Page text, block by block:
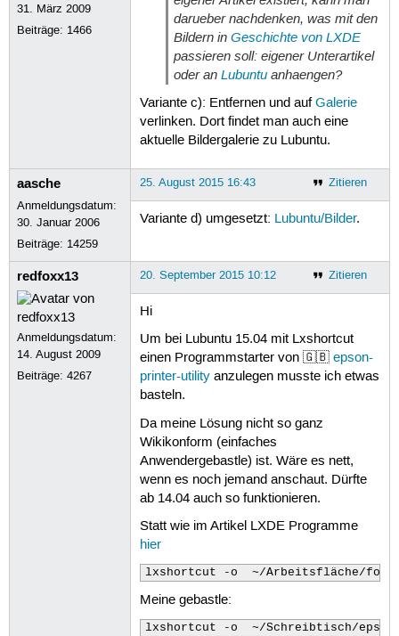
31. März 2009
Beiträge: 1466
darueber nachdenken, was mit den
Bildern in Geschichte von LXDE
passieren soll: eigener Unterartikel
oder an Lubuntuanhaengen?
Variante c): Entfernen und aufGalerie
verlinken. Dort findet man auch eine
aktuelle Bildergalerie zu Lubuntu.
aasche
Anmeldungsdatum:
30. Januar 2006
Beiträge: 14259
Zitieren
25. August 2015 16:43
Variante d) umgesetzt: Lubuntu/Bilder.
redfoxx13
Anmeldungsdatum:
14. August 2009
Beiträge:4267
Zitieren
20. September 2015 10:12
Hi
Um bei Lubuntu 15.04 mit Lxshortcut
einen Programmstarter von 🇬🇧 epson-
printer-utilityanzulegen musste ich etwas
basteln.
Da meine Lösung nicht so ganz
Wikikonform (einfaches
Anwendergebastle) ist. Wäre es nett,
wenn es noch jemand anschaut. Dürfte
ab 14.04 auch so funktionieren.
Statt wie im Artikel LXDE Programme
hier
lxshortcut -o  ~/Arbeitsfläche/
Meine gebastle:
lxshortcut -o  ~/Schreibtisch/